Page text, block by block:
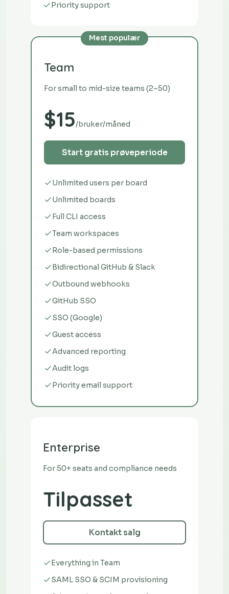
Priority support
Mest populær
Team
For small to mid-size teams (2–50)
$15/bruker/måned
Start gratis prøveperiode
Unlimited users per board
Unlimited boards
Full CLI access
Team workspaces
Role-based permissions
Bidirectional GitHub & Slack
Outbound webhooks
GitHub SSO
SSO (Google)
Guest access
Advanced reporting
Audit logs
Priority email support
Enterprise
For 50+ seats and compliance needs
Tilpasset
Kontakt salg
Everything in Team
SAML SSO & SCIM provisioning